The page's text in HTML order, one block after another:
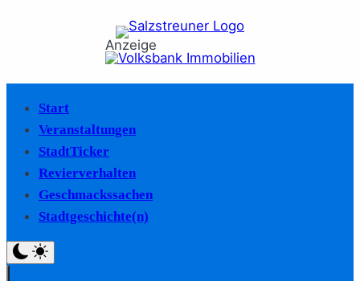
Anzeige
Start
Veranstaltungen
StadtTicker
Revierverhalten
Geschmackssachen
Stadtgeschichte(n)